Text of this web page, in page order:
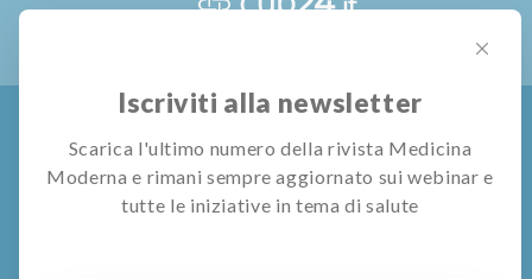
© All rights reserved Pubblivision S.r.l.
Iscriviti alla newsletter
Scarica l'ultimo numero della rivista Medicina
Moderna e rimani sempre aggiornato sui webinar e
tutte le iniziative in tema di salute